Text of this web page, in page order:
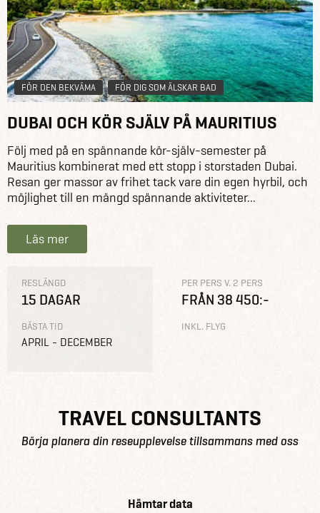
FÖR DEN BEKVÄMA FÖR DIG SOM ÄLSKAR BAD
DUBAI OCH KÖR SJÄLV PÅ MAURITIUS
Följ med på en spännande kör-själv-semester på
Mauritius kombinerat med ett stopp i storstaden Dubai.
Resan ger massor av frihet tack vare din egen hyrbil, och
möjlighet till en mängd spännande aktiviteter...
Läs mer
RESLÄNGD
15 DAGAR
BÄSTA TID
APRIL - DECEMBER
PER PERS V. 2 PERS
FRÅN 38 450:-
INKL. FLYG
TRAVEL CONSULTANTS
Börja planera din reseupplevelse tillsammans med oss
Hämtar data